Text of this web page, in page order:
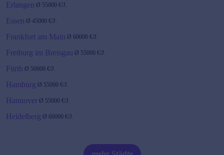
Erlangen Ø 55000 €/J.
Essen Ø 45000 €/J.
Frankfurt am Main Ø 60000 €/J.
Freiburg im Breisgau Ø 55000 €/J.
Fürth Ø 50000 €/J.
Hamburg Ø 55000 €/J.
Hannover Ø 55000 €/J.
Heidelberg Ø 60000 €/J.